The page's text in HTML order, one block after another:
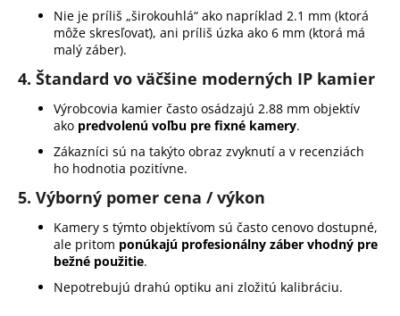
Nie je príliš „širokouhlá“ ako napríklad 2.1 mm (ktorá
môže skresľovať), ani príliš úzka ako 6 mm (ktorá má
malý záber).
4. Štandard vo väčšine moderných IP kamier
Výrobcovia kamier často osádzajú 2.88 mm objektív
ako predvolenú voľbu pre fixné kamery.
Zákazníci sú na takýto obraz zvyknutí a v recenziách
ho hodnotia pozitívne.
5. Výborný pomer cena / výkon
Kamery s týmto objektívom sú často cenovo dostupné,
ale pritom ponúkajú profesionálny záber vhodný pre
bežné použitie.
Nepotrebujú drahú optiku ani zložitú kalibráciu.